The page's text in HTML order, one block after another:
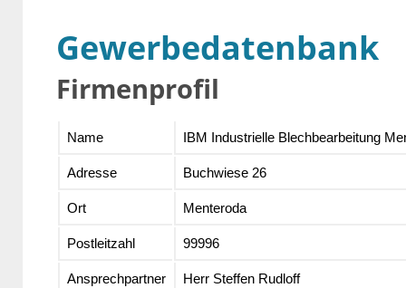
Gewerbedatenbank
Firmenprofil
Name IBM Industrielle Blechbearbeitung
Adresse Buchwiese 26
Ort Menteroda
Postleitzahl 99996
Ansprechpartner Herr Steffen Rudloff